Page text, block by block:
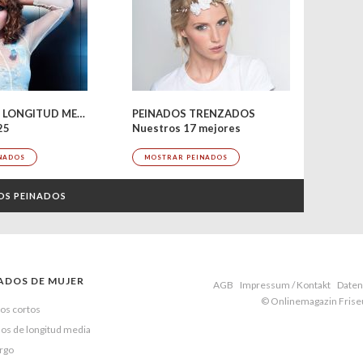
PEINADOS DE LONGITUD MEDIA
PEINADOS TRENZADOS
Nuestros 17 mejores
MOSTRAR PEINADOS
PEINADOS
DE MUJER
cortos
de longitud media
AGB Impressum / Kontakt
© Onlinemagazin